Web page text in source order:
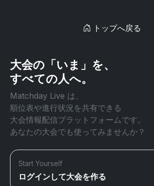
トップへ戻る
大会の「いま」を、
すべての人へ。
Matchday Live は、
順位表や進行状況を共有できる
大会情報配信プラットフォームです。
あなたの大会でも使ってみませんか？
Start Yourself
ログインして大会を作る